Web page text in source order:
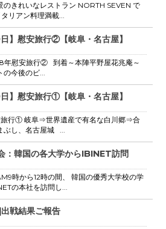
きれいなレストラン NORTH SEVEN で
リアン料理満載...
】慰安旅行②【岐阜・名古屋】
年慰安旅行② 到着～本陣平野屋花兆庵～
の今後のビ...
】慰安旅行①【岐阜・名古屋】
旅行① 岐阜⇒世界遺産で有名な白川郷⇒合
ぶし、名古屋城 ...
：韓国の各大学からIBINET訪問
時から12時の間、 韓国の優秀大学校の学
の本社を訪問し...
戦結果ご報告